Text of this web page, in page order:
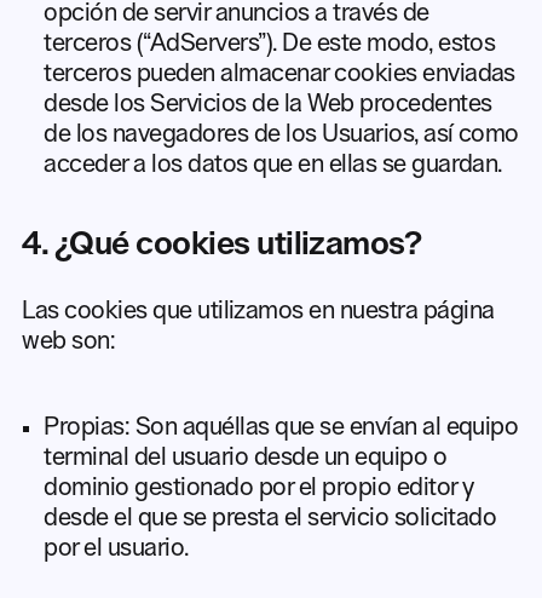
opción de servir anuncios a través de
terceros (“AdServers”). De este modo, estos
terceros pueden almacenar cookies enviadas
desde los Servicios de la Web procedentes
de los navegadores de los Usuarios, así como
acceder a los datos que en ellas se guardan.
4. ¿Qué cookies utilizamos?
Las cookies que utilizamos en nuestra página
web son:
Propias: Son aquéllas que se envían al equipo
terminal del usuario desde un equipo o
dominio gestionado por el propio editor y
desde el que se presta el servicio solicitado
por el usuario.